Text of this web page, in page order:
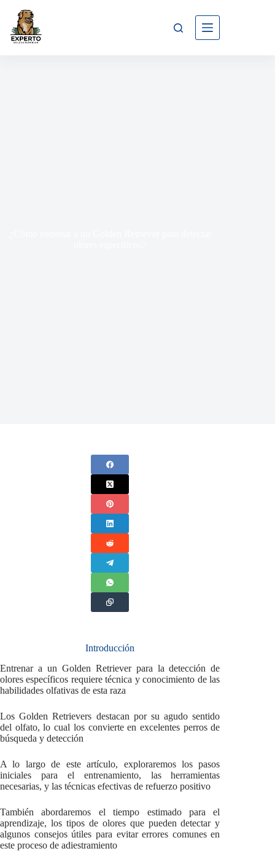
Introducción
Entrenar a un Golden Retriever para la detección de
olores específicos requiere técnica y conocimiento de las
habilidades olfativas de esta raza
Los Golden Retrievers destacan por su agudo sentido
del olfato, lo cual los convierte en excelentes perros de
búsqueda y detección
A lo largo de este artículo, exploraremos los pasos
iniciales para el entrenamiento, las herramientas
necesarias, y las técnicas efectivas de refuerzo positivo
También abordaremos el tiempo estimado para el
aprendizaje, los tipos de olores que pueden detectar y
algunos consejos útiles para evitar errores comunes en
este proceso de adiestramiento